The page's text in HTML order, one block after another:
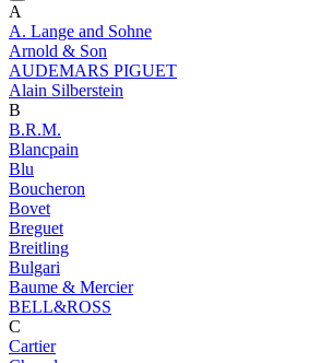
A
A. Lange and Sohne
Arnold & Son
AUDEMARS PIGUET
Alain Silberstein
B
B.R.M.
Blancpain
Blu
Boucheron
Bovet
Breguet
Breitling
Bulgari
Baume & Mercier
BELL&ROSS
C
Cartier